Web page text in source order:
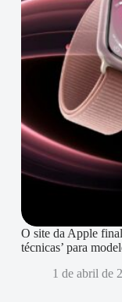
O site da Apple
técnicas’ para
1 de abril de